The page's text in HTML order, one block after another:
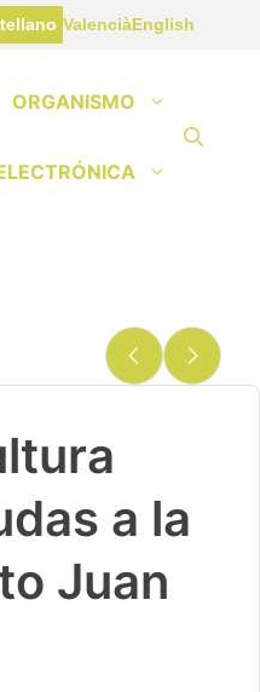
ValenciàEnglish
ORGANISMO
a la
Juan